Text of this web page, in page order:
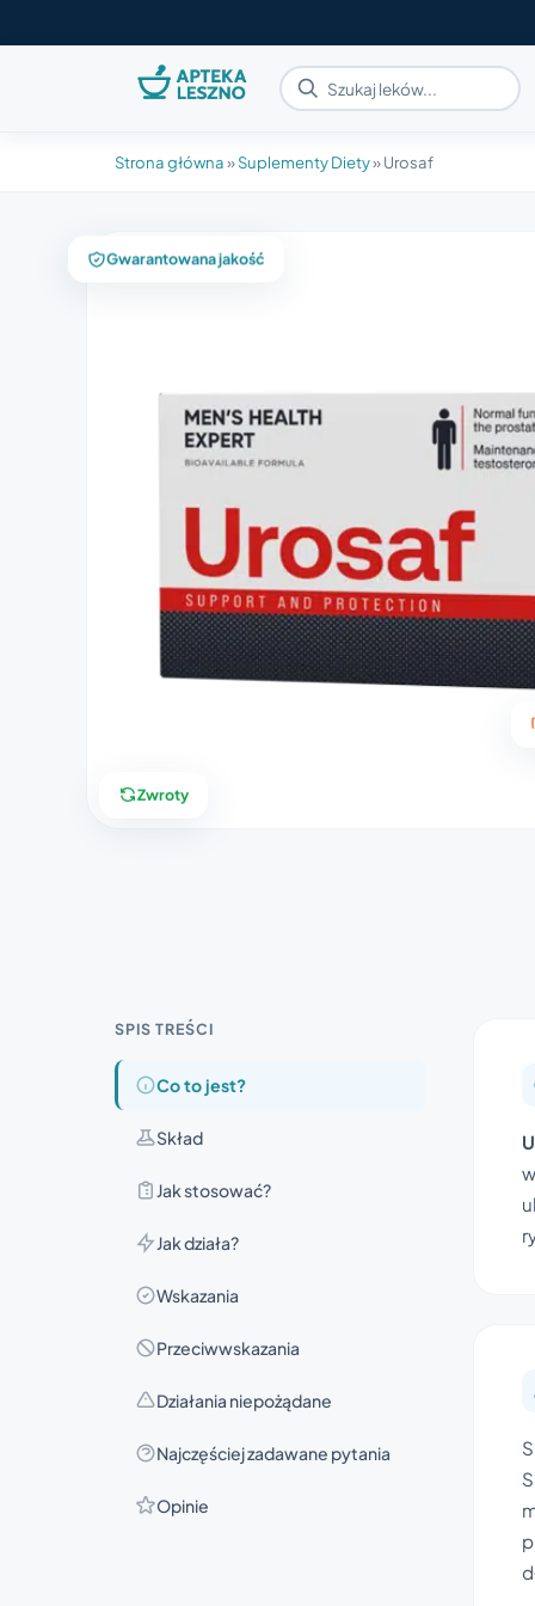
Strona główna»Suplementy Diety»Urosaf
Gwarantowana jakość
Zwroty
SPIS TREŚCI
Co to jest?
Skład
Jak stosować?
Jak działa?
Wskazania
Przeciwwskazania
Działania niepożądane
Najczęściej zadawane pytania
Opinie